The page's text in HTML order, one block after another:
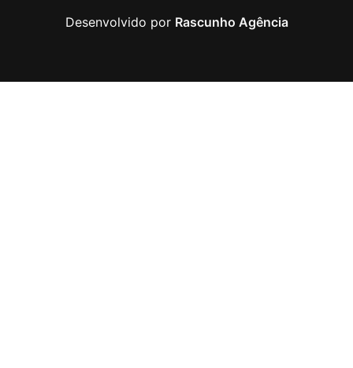
Desenvolvido por Rascunho Agência